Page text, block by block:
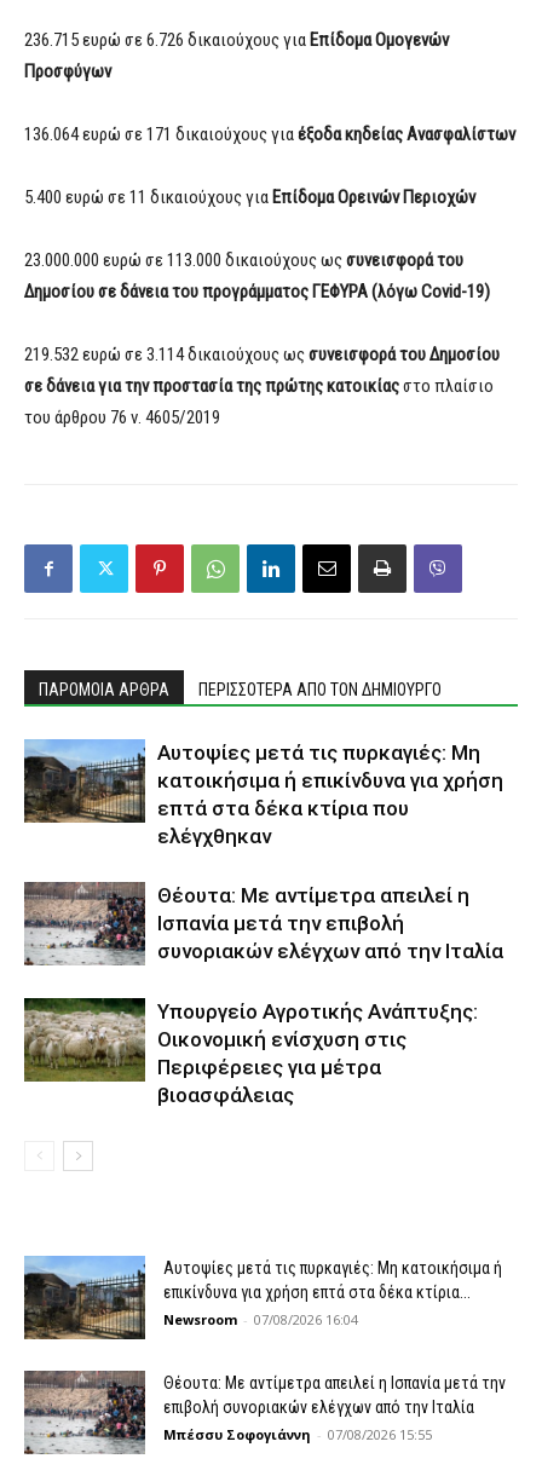
236.715 ευρώ σε 6.726 δικαιούχους για Επίδομα Ομογενών
Προσφύγων
136.064 ευρώ σε 171 δικαιούχους γιαέξοδα κηδείας Ανασφαλίστων
5.400 ευρώ σε 11 δικαιούχους για Επίδομα Ορεινών Περιοχών
23.000.000 ευρώ σε 113.000 δικαιούχους ωςσυνεισφορά του
Δημοσίου σε δάνεια του προγράμματος ΓΕΦΥΡΑ (λόγωCovid-19)
219.532 ευρώ σε 3.114 δικαιούχους ωςσυνεισφορά του Δημοσίου
σε δάνεια για την προστασία της πρώτης κατοικίαςστο πλαίσιο
του άρθρου 76 ν. 4605/2019
ΠΑΡΟΜΟΙΑ ΑΡΘΡΑ ΠΕΡΙΣΣΟΤΕΡΑ ΑΠΟ ΤΟΝ ΔΗΜΙΟΥΡΓΟ
Αυτοψίες μετά τις πυρκαγιές: Μη
κατοικήσιμα ή επικίνδυνα για χρήση
επτά στα δέκα κτίρια που
ελέγχθηκαν
Θέουτα: Με αντίμετρα απειλεί η
Ισπανία μετά την επιβολή
συνοριακών ελέγχων από την Ιταλία
Υπουργείο Αγροτικής Ανάπτυξης:
Οικονομική ενίσχυση στις
Περιφέρειες για μέτρα
βιοασφάλειας
Αυτοψίες μετά τις πυρκαγιές: Μη κατοικήσιμα ή
επικίνδυνα για χρήση επτά στα δέκα κτίρια...
Newsroom - 07/08/2026 16:04
Θέουτα: Με αντίμετρα απειλεί η Ισπανία μετά την
επιβολή συνοριακών ελέγχων από την Ιταλία
Μπέσσυ Σοφογιάννη - 07/08/2026 15:55